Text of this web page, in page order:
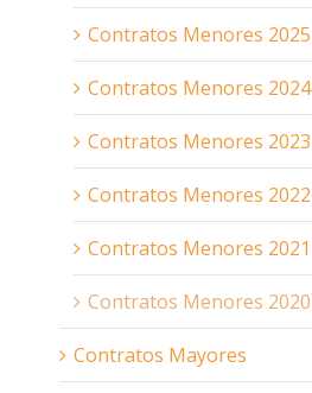
Contratos Menores 2025
Contratos Menores 2024
Contratos Menores 2023
Contratos Menores 2022
Contratos Menores 2021
Contratos Menores 2020
Contratos Mayores